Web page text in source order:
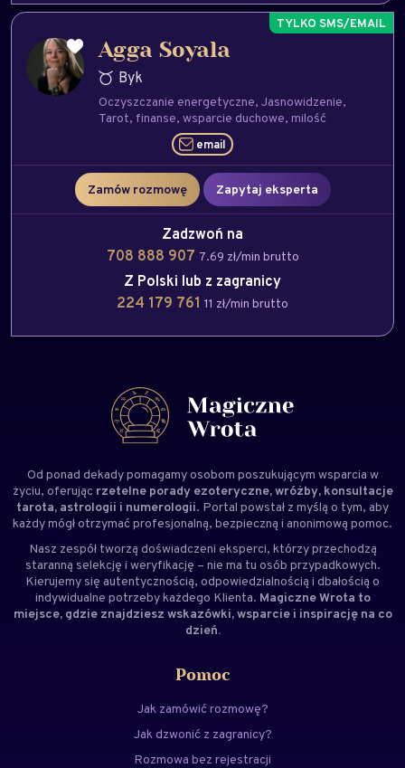
Agga Soyala
Byk
Oczyszczanie energetyczne Jasnowidzenie
Tarot finanse wsparcie duchowe milość
email
Zamów rozmowę Zapytaj eksperta
Zadzwoń na
708 888 907 7.69 zł/min brutto
Z Polski lub z zagranicy
224 179 761 11 zł/min brutto
Od ponad dekady pomagamy osobom poszukującym wsparcia w
życiu, oferując rzetelne porady ezoteryczne, wróżby, konsultacje
tarota, astrologii i numerologii. Portal powstał z myślą o tym, aby
każdy mógł otrzymać profesjonalną, bezpieczną i anonimową pomoc.
Nasz zespół tworzą doświadczeni eksperci, którzy przechodzą
staranną selekcję i weryfikację – nie ma tu osób przypadkowych.
Kierujemy się autentycznością, odpowiedzialnością i dbałością o
indywidualne potrzeby każdego Klienta. Magiczne Wrota to
miejsce, gdzie znajdziesz wskazówki, wsparcie i inspirację na co
dzień.
Pomoc
Jak zamówić rozmowę?
Jak dzwonić z zagranicy?
Rozmowa bez rejestracji